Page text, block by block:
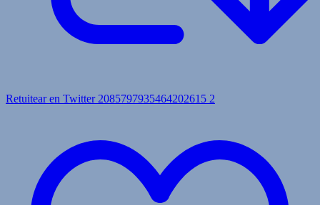
Retuitear en Twitter 2085797935464202615 2